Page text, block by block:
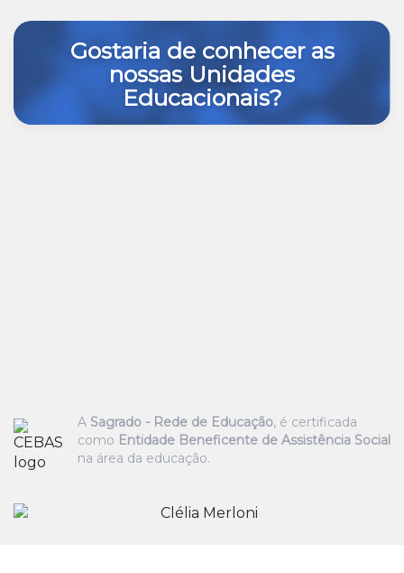
Gostaria de conhecer as
nossas Unidades
Educacionais?
A Sagrado - Rede de Educação, é certificada
como Entidade Beneficente de Assistência Social
na área da educação.